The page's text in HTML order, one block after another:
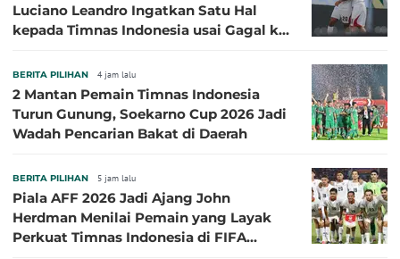
Luciano Leandro Ingatkan Satu Hal
kepada Timnas Indonesia usai Gagal ke
BERITA PILIHAN 4 jam lalu
2 Mantan Pemain Timnas Indonesia
Turun Gunung, Soekarno Cup 2026 Jadi
Wadah Pencarian Bakat di Daerah
BERITA PILIHAN 5 jam lalu
Piala AFF 2026 Jadi Ajang John
Herdman Menilai Pemain yang Layak
Perkuat Timnas Indonesia di FIFA